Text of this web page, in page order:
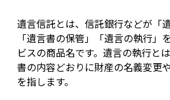
遺言信託とは、信託銀行などが「
「遺言書の保管」「遺言の執行」
ビスの商品名です。遺言の執行と
書の内容どおりに財産の名義変更
を指します。